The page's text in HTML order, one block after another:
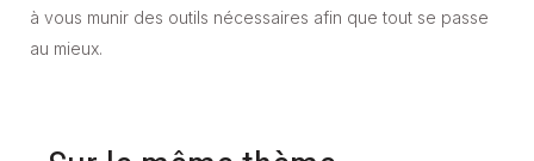
à vous munir des outils nécessaires afin que tout se passe
au mieux.